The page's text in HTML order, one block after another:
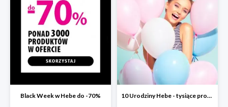
Black Week w Hebe do -70% 10 Urodziny Hebe - tysiące produktów do -50%